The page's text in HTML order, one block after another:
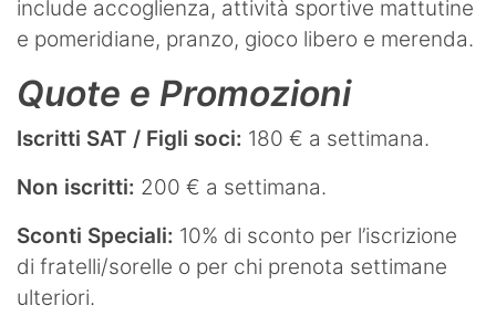
include accoglienza, attività sportive mattutine
e pomeridiane, pranzo, gioco libero e merenda.
Quote e Promozioni
Iscritti SAT / Figli soci: 180 € a settimana.
Non iscritti: 200 € a settimana.
Sconti Speciali: 10% di sconto per l’iscrizione
di fratelli/sorelle o per chi prenota settimane
ulteriori.